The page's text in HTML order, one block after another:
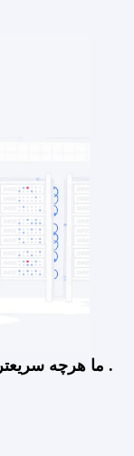
ما هرچه سریعتر مشکل را پیگیری و برطرف می کنیم .